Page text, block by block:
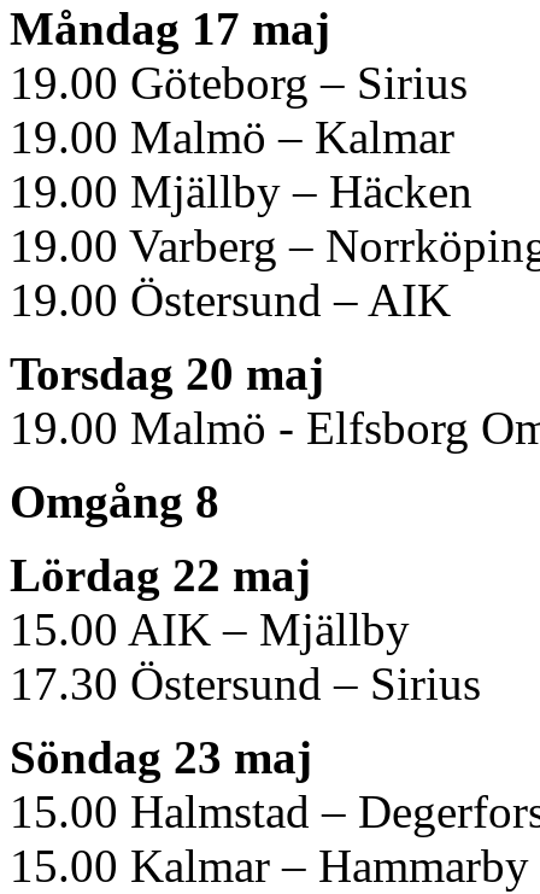
Måndag 17 maj
19.00 Göteborg – Sirius
19.00 Malmö – Kalmar
19.00 Mjällby – Häcken
19.00 Varberg –
19.00 Östersund – AIK
Torsdag 20 maj
19.00 Malmö - Elfsborg
Omgång 8
Lördag 22 maj
15.00 AIK – Mjällby
17.30 Östersund – Sirius
Söndag 23 maj
15.00 Halmstad –
15.00 Kalmar –